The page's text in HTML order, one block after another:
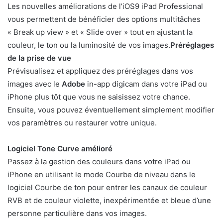
Les nouvelles améliorations de l’iOS9 iPad Professional
vous permettent de bénéficier des options multitâches
« Break up view » et « Slide over » tout en ajustant la
couleur, le ton ou la luminosité de vos images.Préréglages
de la prise de vue
Prévisualisez et appliquez des préréglages dans vos
images avec le Adobe in-app digicam dans votre iPad ou
iPhone plus tôt que vous ne saisissez votre chance.
Ensuite, vous pouvez éventuellement simplement modifier
vos paramètres ou restaurer votre unique.
Logiciel Tone Curve amélioré
Passez à la gestion des couleurs dans votre iPad ou
iPhone en utilisant le mode Courbe de niveau dans le
logiciel Courbe de ton pour entrer les canaux de couleur
RVB et de couleur violette, inexpérimentée et bleue d’une
personne particulière dans vos images.